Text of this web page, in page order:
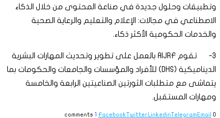
وتطبيقات وحلول جديدة في صناعة المحتوى من خلال الذكاء
الاصطناعي في مجالات: الإعلام والتعليم والرعاية الصحية
والخدمات الحكومية الأكثر ذكاء.
3- تقوم AIJRF بالعمل على تطوير وتحديث المهارات البشرية
الديناميكية (DHS) للأفراد والمؤسسات والجامعات والحكومات بما
يتماشى مع متطلبات الثورتين الصناعيتين الرابعة والخامسة
ومهارات المستقبل.
0 comments
1 FacebookTwitter LinkedinTelegramEmail